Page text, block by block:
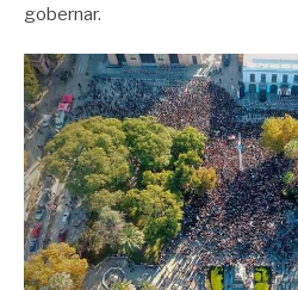
gobernar.